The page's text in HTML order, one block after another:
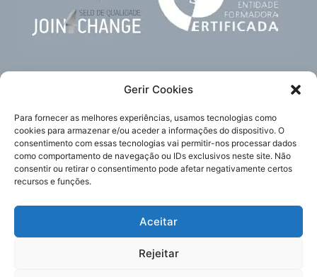
Gerir Cookies
Para fornecer as melhores experiências, usamos tecnologias como
cookies para armazenar e/ou aceder a informações do dispositivo. O
consentimento com essas tecnologias vai permitir-nos processar dados
como comportamento de navegação ou IDs exclusivos neste site. Não
consentir ou retirar o consentimento pode afetar negativamente certos
recursos e funções.
Aceitar
Rejeitar
Acompanhe-nos
Política de Privacidade
Política de Cookies
Subscreva
a nossa newsletter
Enviar